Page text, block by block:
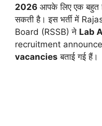
2026 आपके लिए एक
सकती है। इस भर्ती में
Board (RSSB) ने Lab
recruitment
vacancies बताई गई हैं।